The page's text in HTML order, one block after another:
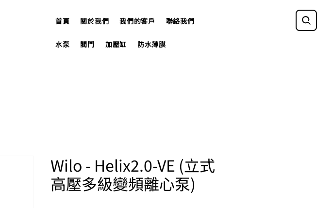
首頁 關於我們 我們的客戶 聯絡我們
水泵 閥門 加壓缸 防水薄膜
Wilo - Helix2.0-VE (立式
高壓多級變頻離心泵)